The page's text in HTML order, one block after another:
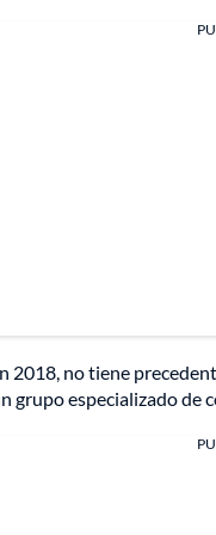
2018, no tiene
grupo especializado de